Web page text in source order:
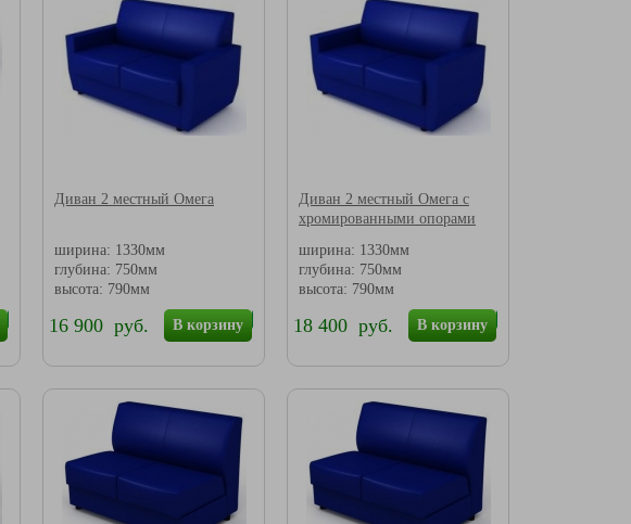
Диван 2 местный Омега
ширина: 1330мм
глубина: 750мм
высота: 790мм
В корзину
16 900 руб.
Диван 2 местный Омега с
хромированными опорами
ширина: 1330мм
глубина: 750мм
высота: 790мм
В корзину
18 400 руб.